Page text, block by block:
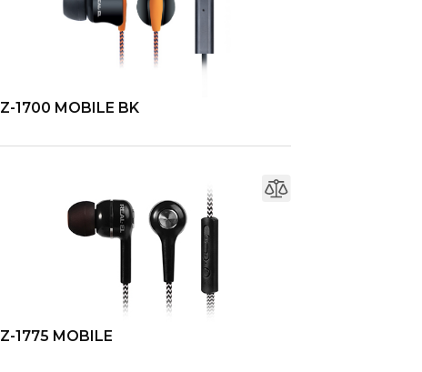
Z-1700 MOBILE BK
Z-1775 MOBILE